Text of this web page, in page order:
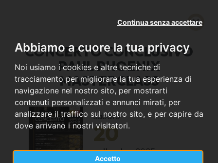
Abbiamo a cuore la tua privacy
Noi usiamo i cookies e altre tecniche di
tracciamento per migliorare la tua esperienza di
navigazione nel nostro sito, per mostrarti
contenuti personalizzati e annunci mirati, per
analizzare il traffico sul nostro sito, e per capire da
dove arrivano i nostri visitatori.
Accetto
Continua senza accettare
CONCERTO CONCLUSIVO
PAUL PHOENIX
MASTERCLASS
sabato
20
settembre2025